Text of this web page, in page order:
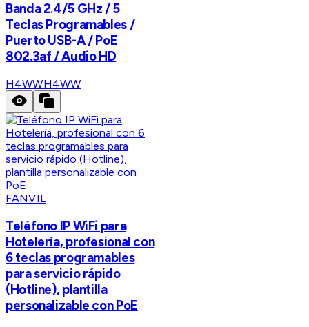
Banda 2.4/5 GHz / 5
Teclas Programables /
Puerto USB-A / PoE
802.3af / Audio HD
H4WWH4WW
FANVIL
Teléfono IP WiFi para
Hotelería, profesional con
6 teclas programables
para servicio rápido
(Hotline), plantilla
personalizable con PoE